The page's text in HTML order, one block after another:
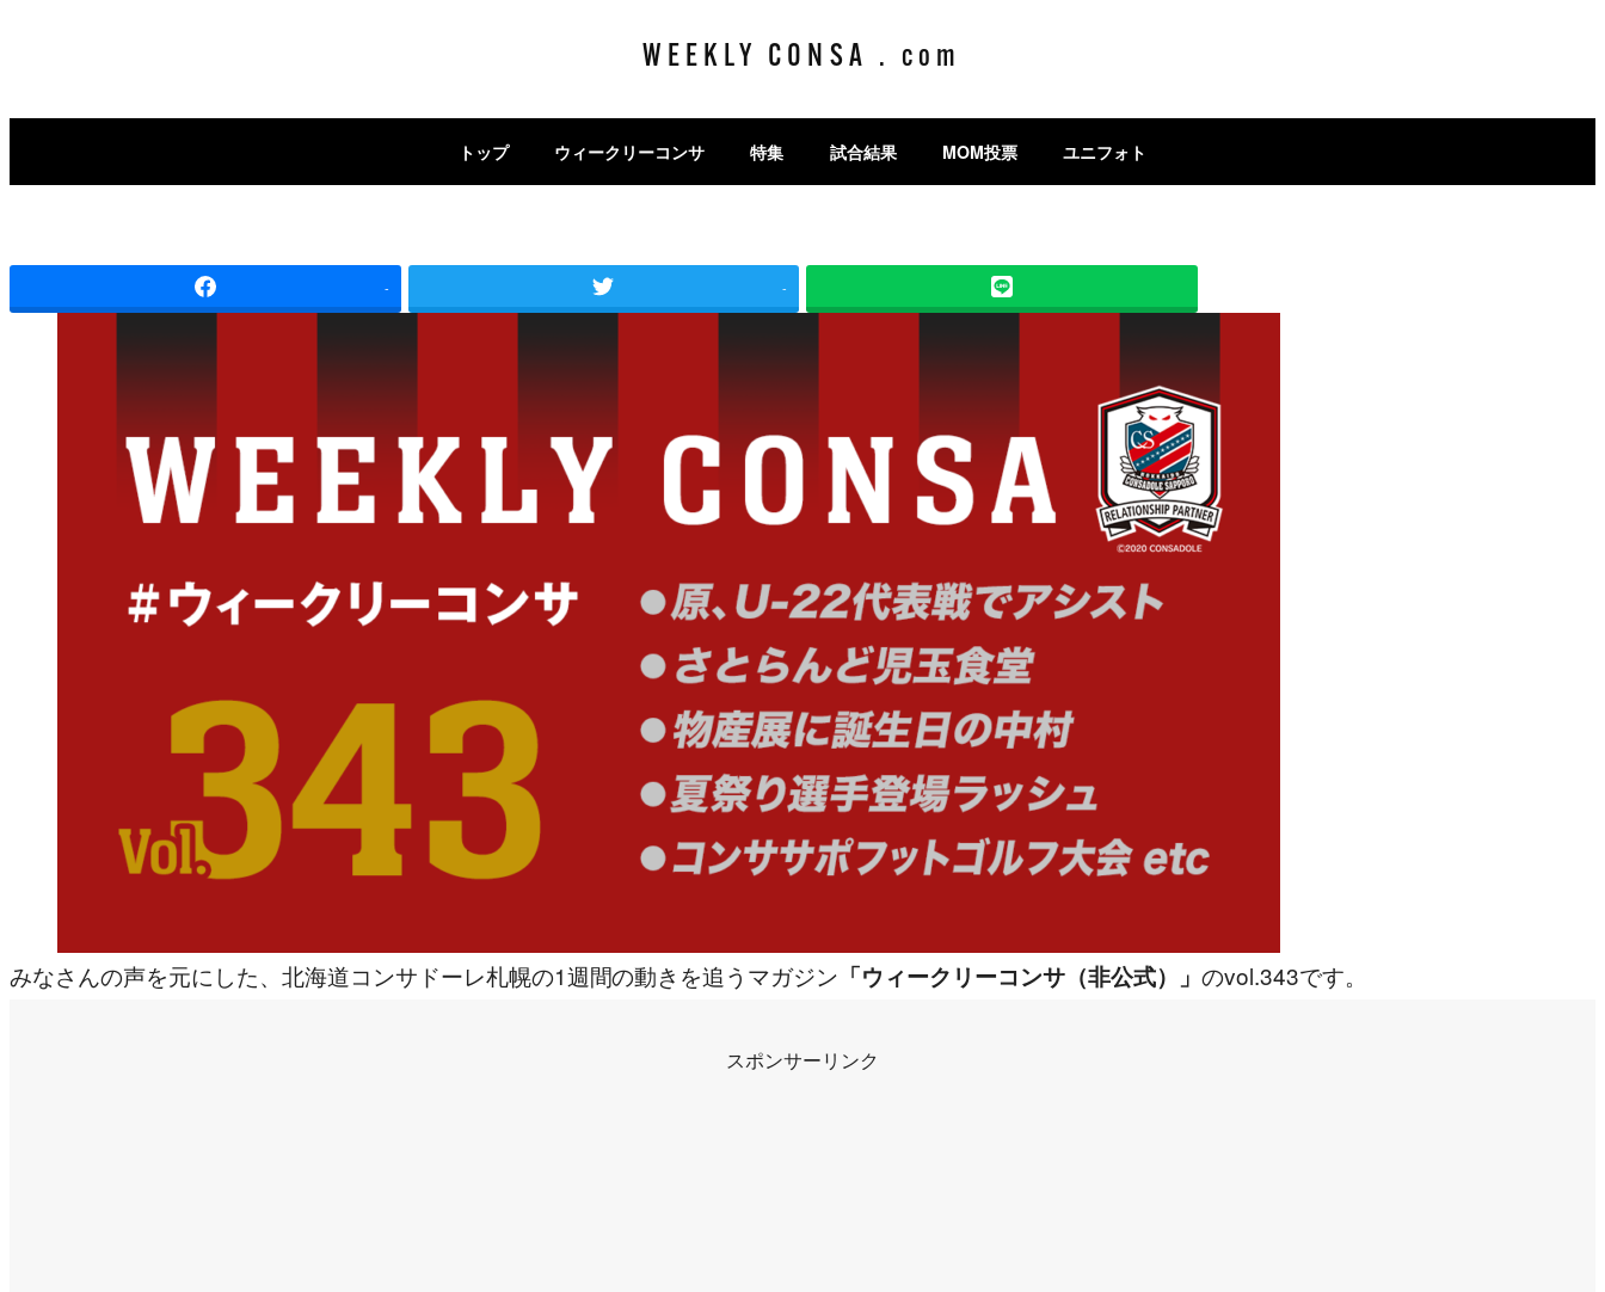
ン
テ
ン
WEEKLY CONSA . com
トップ ウィークリーコンサ 特集 試合結果 MOM投票 ユニフォト
- -
みなさんの声を元にした、北海道コンサドーレ札幌の1週間の動きを追うマガジン 「ウィークリーコンサ（非公式）」のvol.343です。
スポンサーリンク